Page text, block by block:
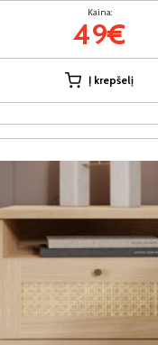
Kaina:
49€
Į krepšelį